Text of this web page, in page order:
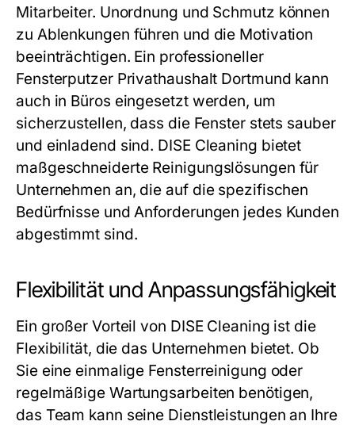
Mitarbeiter. Unordnung und Schmutz können
zu Ablenkungen führen und die Motivation
beeinträchtigen. Ein professioneller
Fensterputzer Privathaushalt Dortmund kann
auch in Büros eingesetzt werden, um
sicherzustellen, dass die Fenster stets sauber
und einladend sind. DISE Cleaning bietet
maßgeschneiderte Reinigungslösungen für
Unternehmen an, die auf die spezifischen
Bedürfnisse und Anforderungen jedes Kunden
abgestimmt sind.
Flexibilität und Anpassungsfähigkeit
Ein großer Vorteil von DISE Cleaning ist die
Flexibilität, die das Unternehmen bietet. Ob
Sie eine einmalige Fensterreinigung oder
regelmäßige Wartungsarbeiten benötigen,
das Team kann seine Dienstleistungen an Ihre